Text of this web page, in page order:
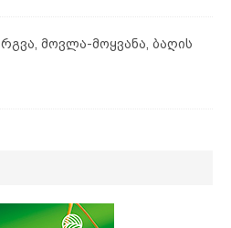
მოვლა-მოყვანა, ბაღის